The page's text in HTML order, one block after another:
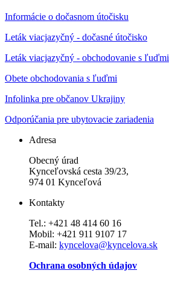
Informácie o dočasnom útočisku
Leták viacjazyčný - dočasné útočisko
Leták viacjazyčný - obchodovanie s ľuďmi
Obete obchodovania s ľuďmi
Infolinka pre občanov Ukrajiny
Odporúčania pre ubytovacie zariadenia
Adresa
Obecný úrad
Kynceľovská cesta 39/23,
974 01 Kynceľová
Kontakty
Tel.: +421 48 414 60 16
Mobil: +421 911 9107 17
E-mail: kyncelova@kyncelova.sk
Ochrana osobných údajov